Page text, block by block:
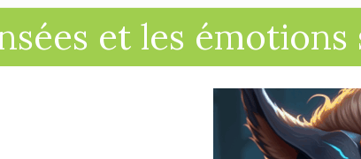
et les